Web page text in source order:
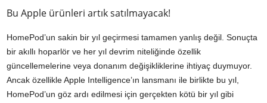
Bu Apple ürünleri artık satılmayacak!
HomePod’un sakin bir yıl geçirmesi tamamen yanlış değil. Sonuçta
bir akıllı hoparlör ve her yıl devrim niteliğinde özellik
güncellemelerine veya donanım değişikliklerine ihtiyaç duymuyor.
Ancak özellikle Apple Intelligence’ın lansmanı ile birlikte bu yıl,
HomePod’un göz ardı edilmesi için gerçekten kötü bir yıl gibi